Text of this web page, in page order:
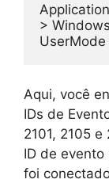
>
Aqui, você
IDs de
2101, 2105
ID de
foi